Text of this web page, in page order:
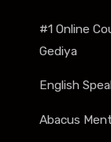
#1 Online
Gediya
English
Abacus